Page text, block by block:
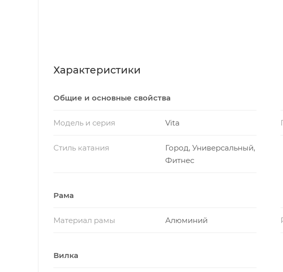
Характеристики
Общие и основные свойства
Модель и серия Vita
Стиль катания
Город, Универсальный,
Фитнес
Рама
Материал рамы Алюминий
Вилка